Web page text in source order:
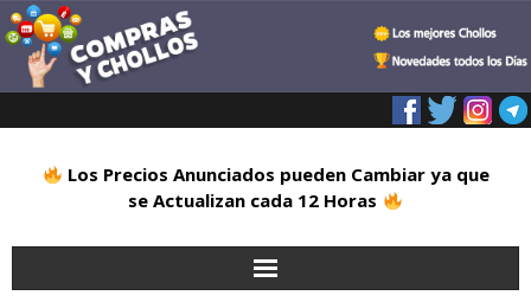
Los Precios Anunciados pueden Cambiar ya que
se Actualizan cada 12 Horas